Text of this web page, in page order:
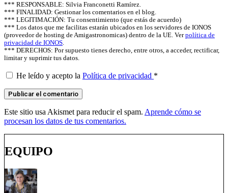
*** RESPONSABLE: Silvia Franconetti Ramírez.
*** FINALIDAD: Gestionar los comentarios en el blog.
*** LEGITIMACIÓN: Tu consentimiento (que estás de acuerdo)
*** Los datos que me facilitas estarán ubicados en los servidores de IONOS
(proveedor de hosting de Amigastronomicas) dentro de la UE. Verpolítica de
privacidad de IONOS.
*** DERECHOS: Por supuesto tienes derecho, entre otros, a acceder, rectificar,
limitar y suprimir tus datos.
He leído y acepto la Política de privacidad *
Este sitio usa Akismet para reducir el spam. Aprende cómo se
procesan los datos de tus comentarios.
EQUIPO